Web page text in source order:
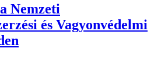
Nemzeti
és Vagyonvédelmi